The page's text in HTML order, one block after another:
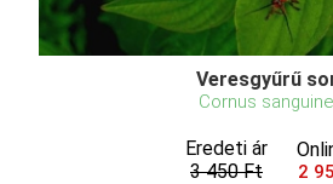
Veresgyűrű
Cornus
Eredeti ár
3 450 Ft
2